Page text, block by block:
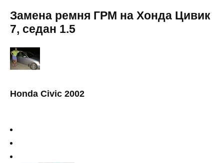
Замена ремня ГРМ на Хонда Цивик
7, седан 1.5
Honda Civic 2002